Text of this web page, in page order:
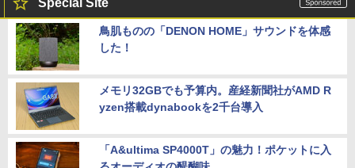
Special Site
鳥肌ものの「DENON HOME」サウンドを体感
した！
メモリ32GBでも予算内。産経新聞社がAMD R
yzen搭載dynabookを2千台導入
「A&ultima SP4000T」の魅力！ポケットに入